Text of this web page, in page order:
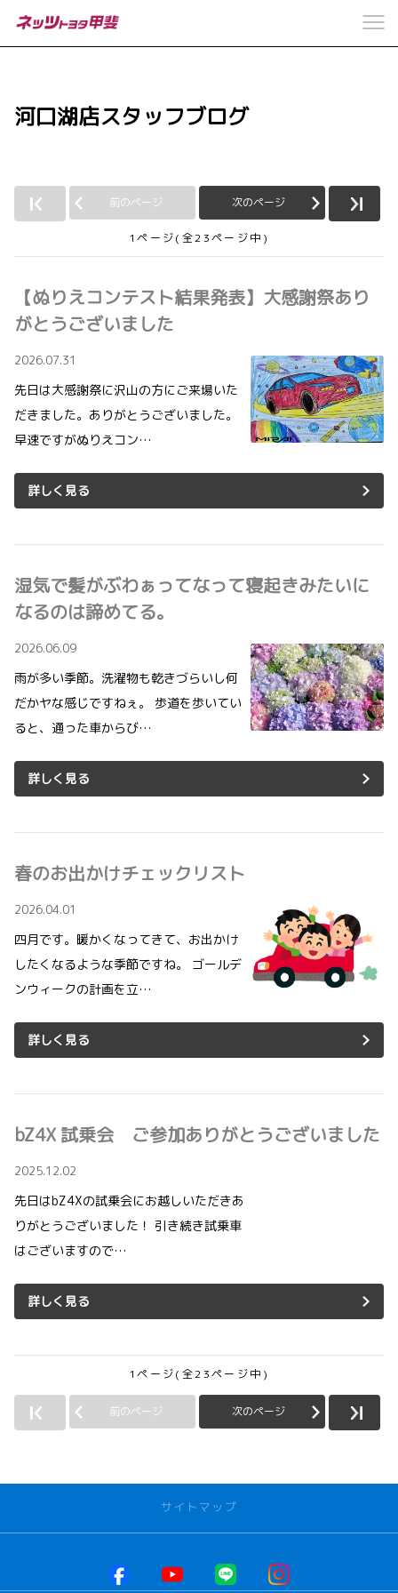
河口湖店スタッフブログ
前のページ 次のページ
1ページ(全23ページ中)
【ぬりえコンテスト結果発表】大感謝祭あり
がとうございました
2026.07.31
先日は大感謝祭に沢山の方にご来場いた
だきました。ありがとうございました。
早速ですがぬりえコン…
詳しく見る
湿気で髪がぶわぁってなって寝起きみたいに
なるのは諦めてる。
2026.06.09
雨が多い季節。洗濯物も乾きづらいし何
だかヤな感じですねぇ。 歩道を歩いてい
ると、通った車からび…
詳しく見る
春のお出かけチェックリスト
2026.04.01
四月です。暖かくなってきて、お出かけ
したくなるような季節ですね。 ゴールデ
ンウィークの計画を立…
詳しく見る
bZ4X 試乗会 ご参加ありがとうございました
2025.12.02
先日はbZ4Xの試乗会にお越しいただきあ
りがとうございました！ 引き続き試乗車
はございますので…
詳しく見る
1ページ(全23ページ中)
前のページ 次のページ
サイトマップ